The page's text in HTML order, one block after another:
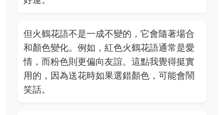
但火鶴花語不是一成不變的，它會隨著場合
和顏色變化。例如，紅色火鶴花語通常是愛
情，而粉色則更偏向友誼。這點我覺得挺實
用的，因為送花時如果選錯顏色，可能會鬧
笑話。